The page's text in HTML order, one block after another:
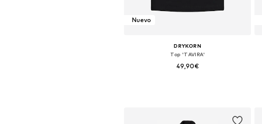
Nuevo
DRYKORN
Top 'TAVIRA'
49,90€